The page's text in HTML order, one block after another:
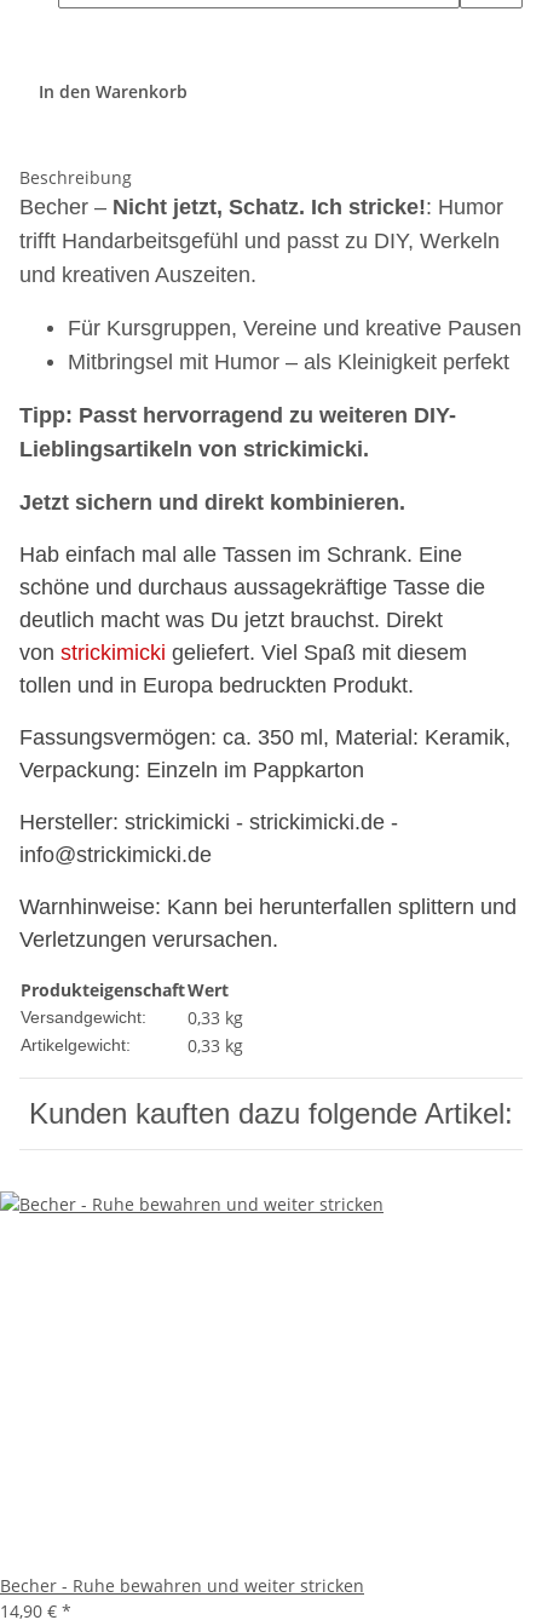
In den Warenkorb
Beschreibung
Becher – Nicht jetzt, Schatz. Ich stricke!: Humor
trifft Handarbeitsgefühl und passt zu DIY, Werkeln
und kreativen Auszeiten.
Für Kursgruppen, Vereine und kreative Pausen
Mitbringsel mit Humor – als Kleinigkeit perfekt
Tipp: Passt hervorragend zu weiteren DIY-
Lieblingsartikeln von strickimicki.
Jetzt sichern und direkt kombinieren.
Hab einfach mal alle Tassen im Schrank. Eine
schöne und durchaus aussagekräftige Tasse die
deutlich macht was Du jetzt brauchst. Direkt
von strickimicki geliefert. Viel Spaß mit diesem
tollen und in Europa bedruckten Produkt.
Fassungsvermögen: ca. 350 ml, Material: Keramik,
Verpackung: Einzeln im Pappkarton
Hersteller: strickimicki - strickimicki.de -
info@strickimicki.de
Warnhinweise: Kann bei herunterfallen splittern und
Verletzungen verursachen.
ProdukteigenschaftWert
Versandgewicht: 0,33 kg
Artikelgewicht: 0,33 kg
Kunden kauften dazu folgende Artikel:
Becher - Ruhe bewahren und weiter stricken
14,90 € *